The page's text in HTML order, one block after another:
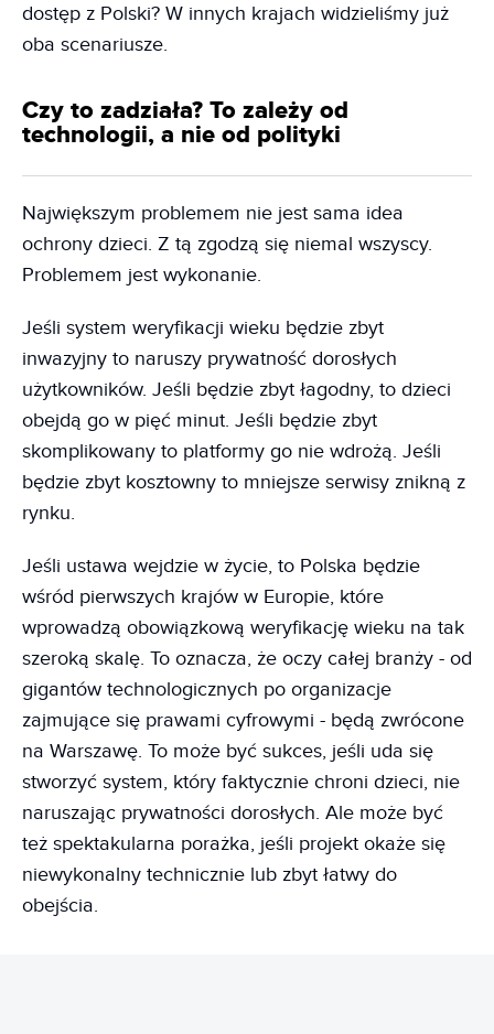
dostęp z Polski? W innych krajach widzieliśmy już
oba scenariusze.
Czy to zadziała? To zależy od
technologii, a nie od polityki
Największym problemem nie jest sama idea
ochrony dzieci. Z tą zgodzą się niemal wszyscy.
Problemem jest wykonanie.
Jeśli system weryfikacji wieku będzie zbyt
inwazyjny to naruszy prywatność dorosłych
użytkowników. Jeśli będzie zbyt łagodny, to dzieci
obejdą go w pięć minut. Jeśli będzie zbyt
skomplikowany to platformy go nie wdrożą. Jeśli
będzie zbyt kosztowny to mniejsze serwisy znikną z
rynku.
Jeśli ustawa wejdzie w życie, to Polska będzie
wśród pierwszych krajów w Europie, które
wprowadzą obowiązkową weryfikację wieku na tak
szeroką skalę. To oznacza, że oczy całej branży - od
gigantów technologicznych po organizacje
zajmujące się prawami cyfrowymi - będą zwrócone
na Warszawę. To może być sukces, jeśli uda się
stworzyć system, który faktycznie chroni dzieci, nie
naruszając prywatności dorosłych. Ale może być
też spektakularna porażka, jeśli projekt okaże się
niewykonalny technicznie lub zbyt łatwy do
obejścia.